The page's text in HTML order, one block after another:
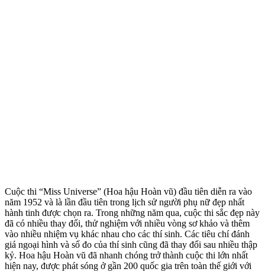
Cuộc thi “Miss Universe” (Hoa hậu Hoàn vũ) đầu tiên diễn ra vào
năm 1952 và là lần đầu tiên trong lịch sử người phụ nữ đẹp nhất
hành tinh được chọn ra. Trong những năm qua, cuộc thi sắc đẹp này
đã có nhiều thay đổi, thử nghiệm với nhiều vòng sơ khảo và thêm
vào nhiều nhiệm vụ khác nhau cho các thí sinh. Các tiêu chí đánh
giá ngoại hình và số đo của thí sinh cũng đã thay đổi sau nhiều thập
kỷ. Hoa hậu Hoàn vũ đã nhanh chóng trở thành cuộc thi lớn nhất
hiện nay, được phát sóng ở gần 200 quốc gia trên toàn thế giới với